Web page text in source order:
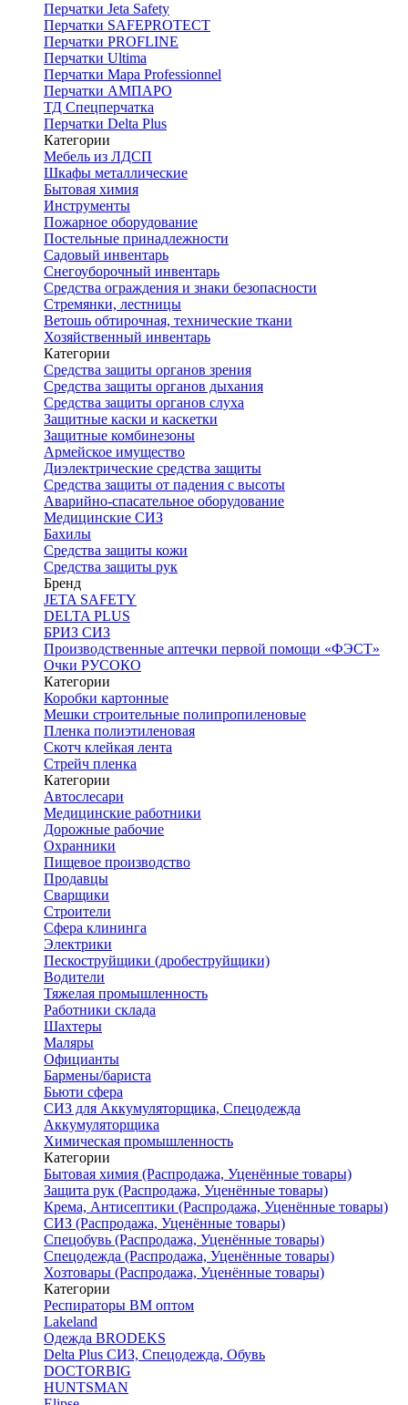
Перчатки Jeta Safety
Перчатки SAFEPROTECT
Перчатки PROFLINE
Перчатки Ultima
Перчатки Мара Professionnel
Перчатки АМПАРО
ТД Спецперчатка
Перчатки Delta Plus
Категории
Мебель из ЛДСП
Шкафы металлические
Бытовая химия
Инструменты
Пожарное оборудование
Постельные принадлежности
Садовый инвентарь
Снегоуборочный инвентарь
Средства ограждения и знаки безопасности
Стремянки, лестницы
Ветошь обтирочная, технические ткани
Хозяйственный инвентарь
Категории
Средства защиты органов зрения
Средства защиты органов дыхания
Средства защиты органов слуха
Защитные каски и каскетки
Защитные комбинезоны
Армейское имущество
Диэлектрические средства защиты
Средства защиты от падения с высоты
Аварийно-спасательное оборудование
Медицинские СИЗ
Бахилы
Средства защиты кожи
Средства защиты рук
Бренд
JETA SAFETY
DELTA PLUS
БРИЗ СИЗ
Производственные аптечки первой помощи «ФЭСТ»
Очки РУСОКО
Категории
Коробки картонные
Мешки строительные полипропиленовые
Пленка полиэтиленовая
Скотч клейкая лента
Стрейч пленка
Категории
Автослесари
Медицинские работники
Дорожные рабочие
Охранники
Пищевое производство
Продавцы
Сварщики
Строители
Сфера клининга
Электрики
Пескоструйщики (дробеструйщики)
Водители
Тяжелая промышленность
Работники склада
Шахтеры
Маляры
Официанты
Бармены/бариста
Бьюти сфера
СИЗ для Аккумуляторщика, Спецодежда
Аккумуляторщика
Химическая промышленность
Категории
Бытовая химия (Распродажа, Уценённые товары)
Защита рук (Распродажа, Уценённые товары)
Крема, Антисептики (Распродажа, Уценённые товары)
СИЗ (Распродажа, Уценённые товары)
Спецобувь (Распродажа, Уценённые товары)
Спецодежда (Распродажа, Уценённые товары)
Хозтовары (Распродажа, Уценённые товары)
Категории
Респираторы ВМ оптом
Lakeland
Одежда BRODEKS
Delta Plus СИЗ, Спецодежда, Обувь
DOCTORBIG
HUNTSMAN